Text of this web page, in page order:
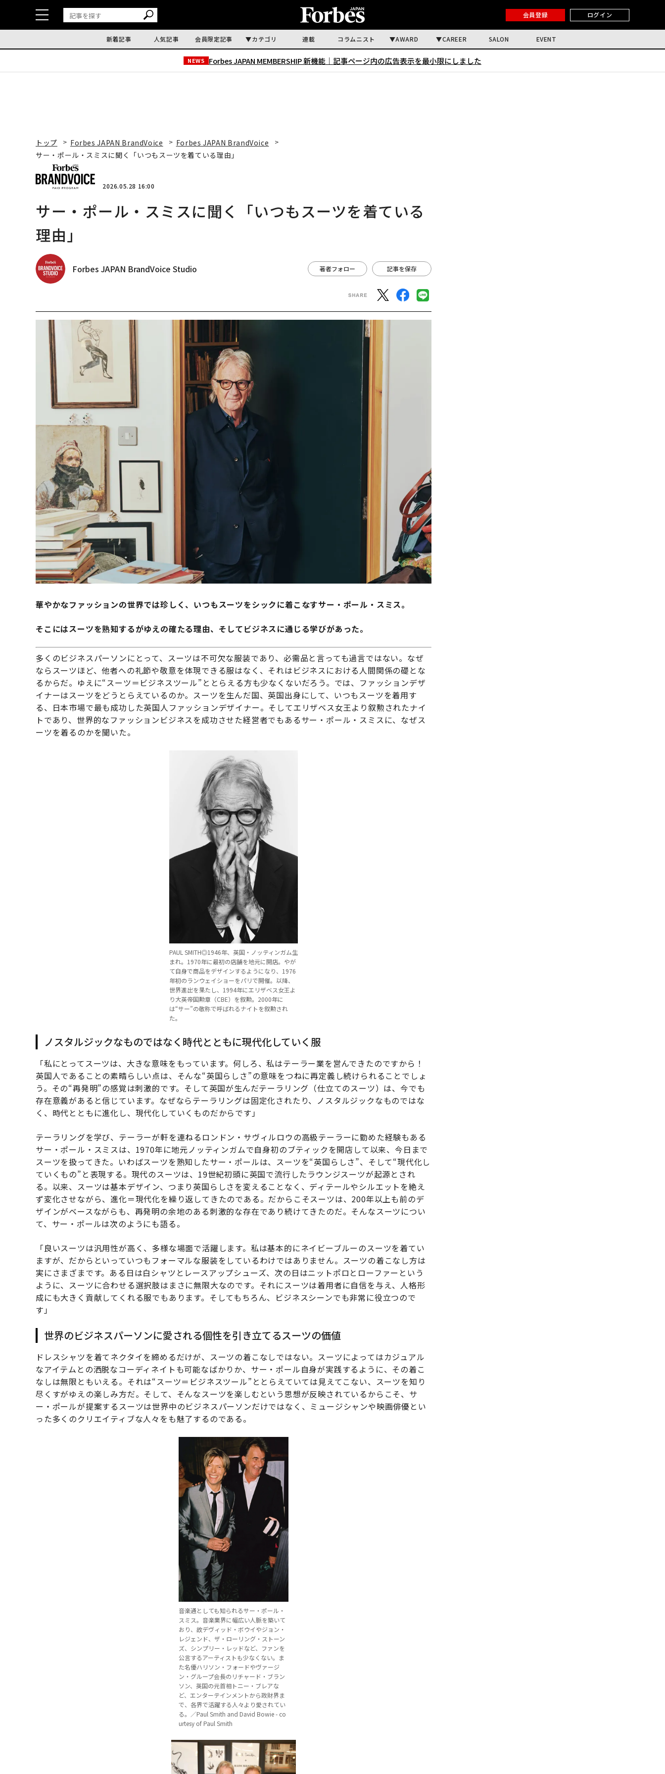
会員登録 ログイン
新着記事 人気記事 会員限定記事 カテゴリ 連載 コラムニスト AWARD CAREER SALON EVENT
NEWS Forbes JAPAN MEMBERSHIP 新機能｜ 記事ページ内の広告表示を最小限にしました
トップ Forbes JAPAN BrandVoice
Forbes JAPAN BrandVoice
サー・ポール・スミスに聞く「いつもスーツを着ている理由」
2026.05.28 16:00
サー・ポール・スミスに聞く「いつもスーツを着ている
理由」
Forbes JAPAN BrandVoice Studio 著者フォロー 記事を保存
華やかなファッションの世界では珍しく、いつもスーツをシックに着こなすサー・ポール・スミス。
そこにはスーツを熟知するがゆえの確たる理由、そしてビジネスに通じる学びがあった。
多くのビジネスパーソンにとって、スーツは不可欠な服装であり、必需品と言っても過言ではない。なぜ
ならスーツほど、他者への礼節や敬意を体現できる服はなく、それはビジネスにおける人間関係の礎とな
るからだ。ゆえに“スーツ＝ビジネスツール”ととらえる方も少なくないだろう。では、ファッションデザ
イナーはスーツをどうとらえているのか。スーツを生んだ国、英国出身にして、いつもスーツを着用す
る、日本市場で最も成功した英国人ファッションデザイナー。そしてエリザベス女王より叙勲されたナイ
トであり、世界的なファッションビジネスを成功させた経営者でもあるサー・ポール・スミスに、なぜス
ーツを着るのかを聞いた。
PAUL SMITH◎1946年、英国・ノッティンガム生
まれ。1970年に最初の店舗を地元に開店。やが
て自身で商品をデザインするようになり、1976
年初のランウェイショーをパリで開催。以降、
世界進出を果たし、1994年にエリザベス女王よ
り大英帝国勲章（CBE）を叙勲。2000年に
は“サー”の敬称で呼ばれるナイトを叙勲され
た。
ノスタルジックなものではなく時代とともに現代化していく服
「私にとってスーツは、大きな意味をもっています。何しろ、私はテーラー業を営んできたのですから！
英国人であることの素晴らしい点は、そんな“英国らしさ”の意味をつねに再定義し続けられることでしょ
う。その“再発明”の感覚は刺激的です。そして英国が生んだテーラリング（仕立てのスーツ）は、今でも
存在意義があると信じています。なぜならテーラリングは固定化されたり、ノスタルジックなものではな
く、時代とともに進化し、現代化していくものだからです」
テーラリングを学び、テーラーが軒を連ねるロンドン・サヴィルロウの高級テーラーに勤めた経験もある
サー・ポール・スミスは、1970年に地元ノッティンガムで自身初のブティックを開店して以来、今日まで
スーツを扱ってきた。いわばスーツを熟知したサー・ポールは、スーツを“英国らしさ”、そして“現代化し
ていくもの”と表現する。現代のスーツは、19世紀初頭に英国で流行したラウンジスーツが起源とされ
る。以来、スーツは基本デザイン、つまり英国らしさを変えることなく、ディテールやシルエットを絶え
ず変化させながら、進化＝現代化を繰り返してきたのである。だからこそスーツは、200年以上も前のデ
ザインがベースながらも、再発明の余地のある刺激的な存在であり続けてきたのだ。そんなスーツについ
て、サー・ポールは次のようにも語る。
「良いスーツは汎用性が高く、多様な場面で活躍します。私は基本的にネイビーブルーのスーツを着てい
ますが、だからといっていつもフォーマルな服装をしているわけではありません。スーツの着こなし方は
実にさまざまです。ある日は白シャツとレースアップシューズ、次の日はニットポロとローファーという
ように、スーツに合わせる選択肢はまさに無限大なのです。それにスーツは着用者に自信を与え、人格形
成にも大きく貢献してくれる服でもあります。そしてもちろん、ビジネスシーンでも非常に役立つので
す」
世界のビジネスパーソンに愛される個性を引き立てるスーツの価値
ドレスシャツを着てネクタイを締めるだけが、スーツの着こなしではない。スーツによってはカジュアル
なアイテムとの洒脱なコーディネイトも可能なばかりか、サー・ポール自身が実践するように、その着こ
なしは無限ともいえる。それは“スーツ＝ビジネスツール”ととらえていては見えてこない、スーツを知り
尽くすがゆえの楽しみ方だ。そして、そんなスーツを楽しむという思想が反映されているからこそ、サ
ー・ポールが提案するスーツは世界中のビジネスパーソンだけではなく、ミュージシャンや映画俳優とい
った多くのクリエイティブな人々をも魅了するのである。
音楽通としても知られるサー・ポール・
スミス。音楽業界に幅広い人脈を築いて
おり、故デヴィッド・ボウイやジョン・
レジェンド、ザ・ローリング・ストーン
ズ、シンプリー・レッドなど、ファンを
公言するアーティストも少なくない。ま
た名優ハリソン・フォードやヴァージ
ン・グループ会長のリチャード・ブラン
ソン、英国の元首相トニー・ブレアな
ど、エンターテインメントから政財界ま
で、各界で活躍する人々より愛されてい
る。／Paul Smith and David Bowie - co
urtesy of Paul Smith